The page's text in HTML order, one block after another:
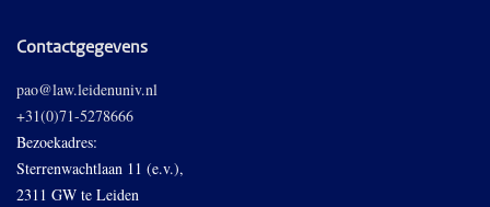
Contactgegevens
pao@law.leidenuniv.nl
+31(0)71-5278666
Bezoekadres:
Sterrenwachtlaan 11 (e.v.),
2311 GW te Leiden